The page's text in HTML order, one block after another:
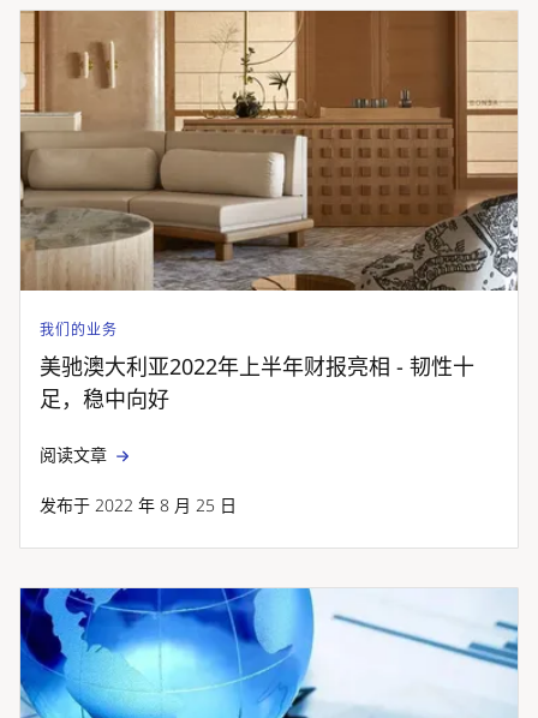
我们的业务
美驰澳大利亚2022年上半年财报亮相 - 韧性十
足，稳中向好
阅读文章
发布于 2022 年 8 月 25 日